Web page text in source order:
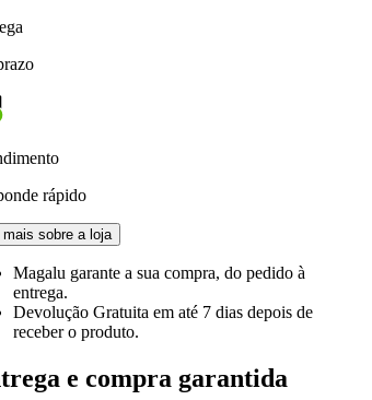
rápido
mais sobre a loja
Magalu garante a sua compra, do pedido à
entrega.
Devolução Gratuita em até 7 dias depois de
receber o produto.
e compra garantida